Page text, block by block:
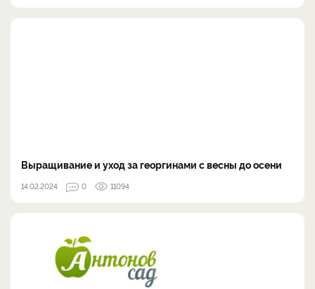
Выращивание и уход за георгинами с весны до осени
14.02.2024 0 11094